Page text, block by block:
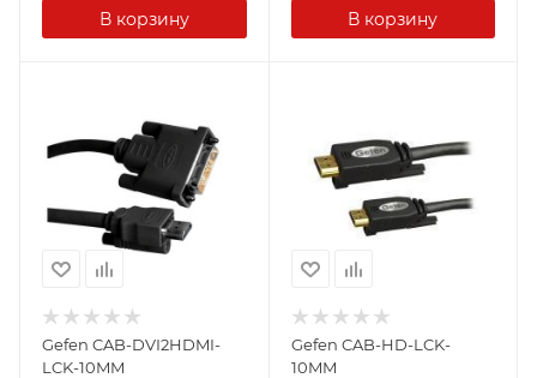
В корзину В корзину
Gefen CAB-DVI2HDMI-
LCK-10MM
Gefen CAB-HD-LCK-
10MM